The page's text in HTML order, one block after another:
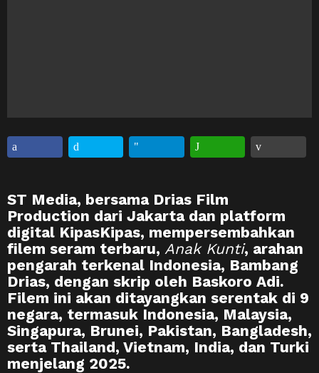
ST Media, bersama Drias Film
Production dari Jakarta dan platform
digital KipasKipas, mempersembahkan
filem seram terbaru, Anak Kunti, arahan
pengarah terkenal Indonesia, Bambang
Drias, dengan skrip oleh Baskoro Adi.
Filem ini akan ditayangkan serentak di 9
negara, termasuk Indonesia, Malaysia,
Singapura, Brunei, Pakistan, Bangladesh,
serta Thailand, Vietnam, India, dan Turki
menjelang 2025.